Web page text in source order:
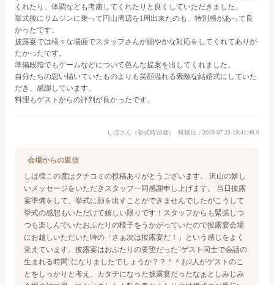
くれたり、体調なども考慮してくれたりと良くしていただきました。
挙式後にリムジンに乗って円山周辺を1周出来たのも、特別感があって良
かったです。
披露宴では様々な場面でスタッフさんが細やかな対応をしてくれてありが
たかったです。
準備段階でもゲームなどについて色んな提案を出してくれました。
自分たちの思い描いていたものよりも笑顔溢れる素敵な結婚式にしていた
だき、感謝しています。
料理もゲストからの評判が良かったです。
しほさん（挙式時28歳） 投稿日：2019-07-23 19:41:49.0
会場からの返信
しほ様この度はクチコミの投稿ありがとうございます。 沢山の嬉し
いメッセージをいただきスタッフ一同感謝申し上げます。
当日披露
宴準備をして、挙式に顔を出すことができませんでしたがこうして
挙式の感想もいただけて嬉しい限りです！ スタッフからも緊張しつ
つも楽しんでいたおふたりの様子をうかがっていたので披露宴会場
にお越しいただいた時の「さぁ次は披露宴だ！」という感じをよく
覚えています。 披露宴はおふたりの要望だった"ゲスト同士で会話の
生まれる時間"になりましたでしょうか？？＾＾ お2人がゲストのこ
とをしっかりと考え、カタチになった披露宴だったなぁとしみじみ